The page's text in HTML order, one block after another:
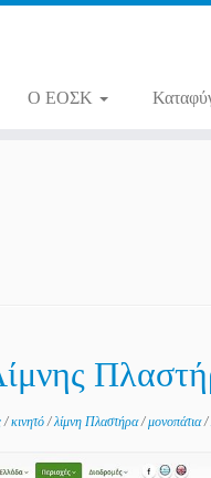
O ΕΟΣΚ
/κινητό/λίμνη Πλαστήρα/μονοπάτια/